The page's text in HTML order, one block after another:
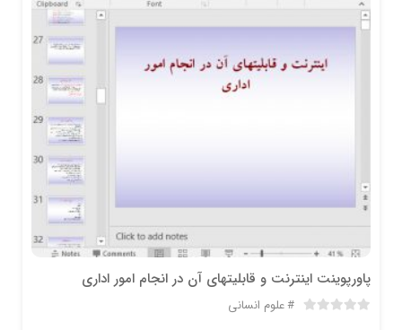
پاورپوینت اینترنت و قابلیتهای آن در انجام امور اداری
علوم انسانی